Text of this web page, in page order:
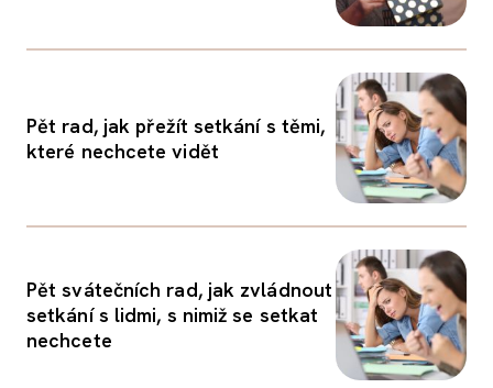
Pět rad, jak přežít setkání s těmi,
které nechcete vidět
Pět svátečních rad, jak zvládnout
setkání s lidmi, s nimiž se setkat
nechcete